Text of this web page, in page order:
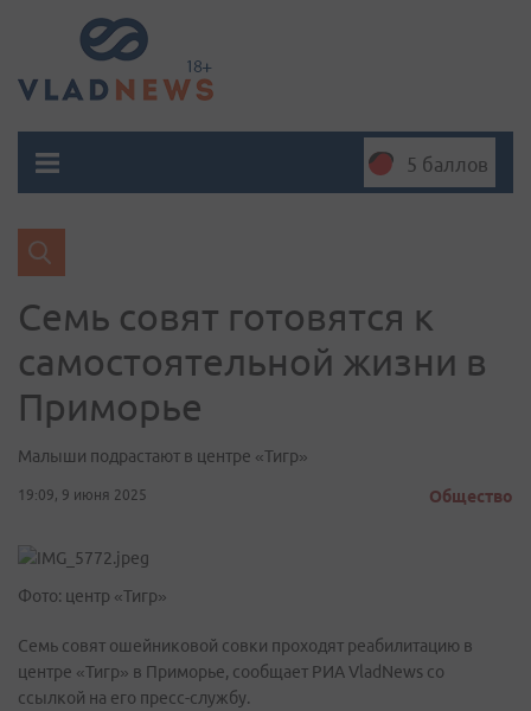
5 баллов
Семь совят готовятся к
самостоятельной жизни в
Приморье
Малыши подрастают в центре «Тигр»
19:09, 9 июня 2025 Общество
Фото: центр «Тигр»
Семь совят ошейниковой совки проходят реабилитацию в
центре «Тигр» в Приморье, сообщает РИА VladNews со
ссылкой на его пресс-службу.